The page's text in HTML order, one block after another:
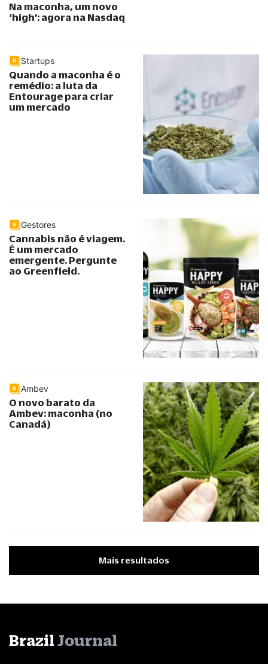
Na maconha, um novo
‘high’: agora na Nasdaq
Startups
Quando a maconha é o
remédio: a luta da
Entourage para criar
um mercado
Gestores
Cannabis não é viagem.
É um mercado
emergente. Pergunte
ao Greenfield.
Ambev
O novo barato da
Ambev: maconha (no
Canadá)
Mais resultados
Brazil Journal